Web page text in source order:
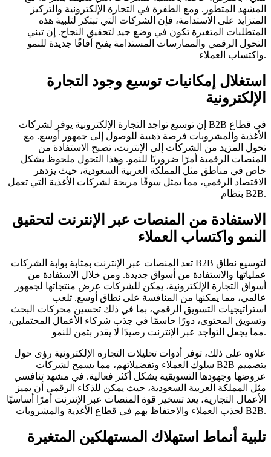
المشهد المتطور. ومع الطفرة في التجارة الإلكترونية والتركيز
المتزايد على الاستدامة، فإن الشركات التي تبتكر لتلبية هذه
المتطلبات المتغيرة تكون في وضع جيد لتحقيق النجاح. إن تبني
التحول الرقمي والممارسات المستدامة يفتح آفاقًا جديدة للنمو
واكتساب العملاء.
استغلال إمكانيات توسيع وجود التجارة
الإلكترونية
إن توسيع تواجد التجارة الإلكترونية يوفر لشركات B2B في قطاع
الأغذية والمشروبات فرصة ذهبية للوصول إلى جمهور أوسع. مع
تحول المزيد من الشركات إلى الإنترنت، تصبح الاستفادة من
المنصات الرقمية أمرًا ضروريًا للنمو. وهذا التحول ملحوظ بشكل
خاص في مناطق مثل المملكة العربية السعودية، حيث يزدهر
الاقتصاد الرقمي، مما يمثل سوقًا مربحة لشركات الأغذية التي تعمل
بنظام B2B.
الاستفادة من المنصات عبر الإنترنت لتحقيق
النمو واكتساب العملاء
تعد المنصات عبر الإنترنت بمثابة بوابة الشركات B2B لتوسيع نطاق
عملياتها والاستفادة من أسواق جديدة. ومن خلال الاستفادة من
أسواق التجارة الإلكترونية، يمكن للشركات عرض منتجاتها لجمهور
عالمي، مما يمكنها من المنافسة على نطاق أوسع. تلعب
استراتيجيات التسويق الرقمي، بما في ذلك تحسين محركات البحث
وتسويق المحتوى، دورًا حاسمًا في جذب شركاء الأعمال المحتملين،
مما يجعل التواجد عبر الإنترنت رصيدًا لا يقدر بثمن للنمو.
علاوة على ذلك، توفر أدوات تحليلات التجارة الإلكترونية رؤى حول
سلوك العملاء وتفضيلاتهم، مما يسمح لشركات B2B بتصميم
عروضها وجهودها التسويقية بشكل أكثر فعالية. في مشهد تنافسي
مثل المملكة العربية السعودية، حيث يمكن للذكاء الرقمي أن يميز
الأعمال التجارية، يعد تسخير قوة المنصات عبر الإنترنت أمرًا أساسيًا
لجذب العملاء والاحتفاظ بهم في قطاع الأغذية والمشروبات B2B.
تلبية أنماط استهلاك المستهلكين المتغيرة